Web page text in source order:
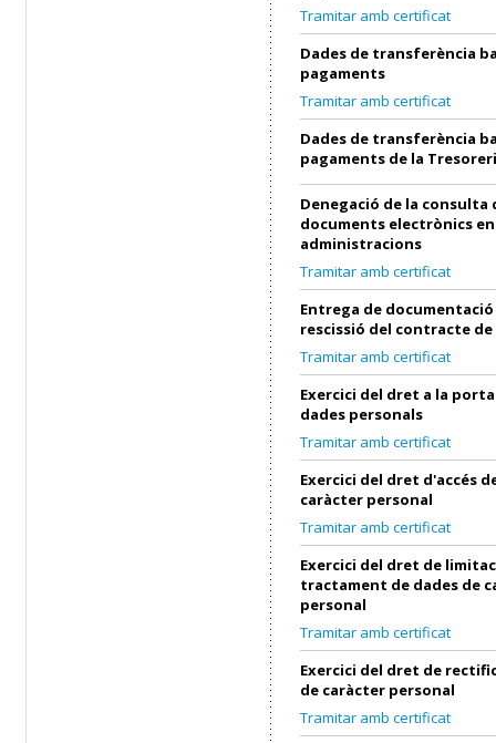
Tramitar amb certificat
Dades de transferència
pagaments
Tramitar amb certificat
Dades de transferència
pagaments de la
Denegació de la consulta
documents electrònics
administracions
Tramitar amb certificat
Entrega de documentació
rescissió del contracte
Tramitar amb certificat
Exercici del dret a la
dades personals
Tramitar amb certificat
Exercici del dret d'accés
caràcter personal
Tramitar amb certificat
Exercici del dret de
tractament de dades de
personal
Tramitar amb certificat
Exercici del dret de
de caràcter personal
Tramitar amb certificat